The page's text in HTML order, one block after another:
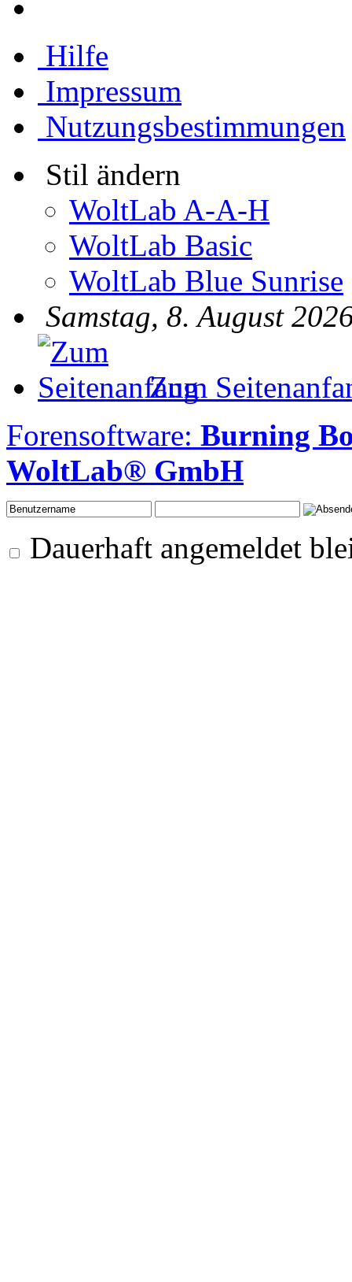
Hilfe
Impressum
Nutzungsbestimmungen
Stil ändern
WoltLab A-A-H
WoltLab Basic
WoltLab Blue Sunrise
Samstag, 8. August
Zum
Forensoftware: Burning
WoltLab® GmbH
Dauerhaft angemeldet